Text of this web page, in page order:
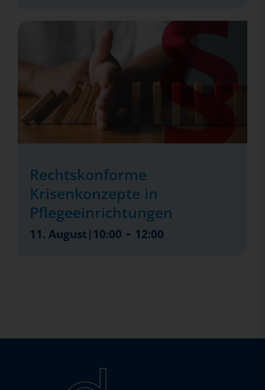
Rechtskonforme
Krisenkonzepte in
Pflegeeinrichtungen
11. August|10:00 - 12:00